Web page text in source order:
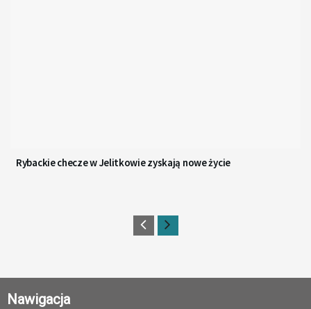
Rybackie checze w Jelitkowie zyskają nowe życie
Nawigacja